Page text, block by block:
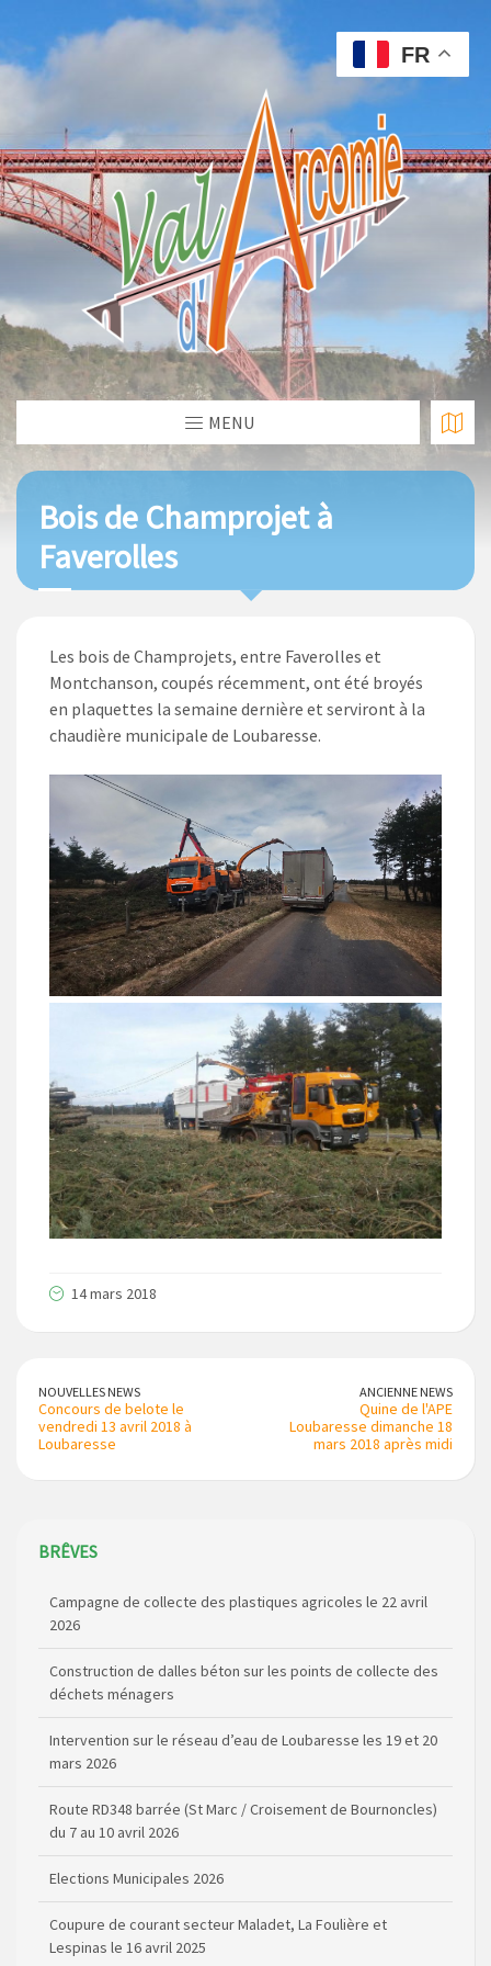
MENU
Bois de Champrojet à
Faverolles
Les bois de Champrojets, entre Faverolles et
Montchanson, coupés récemment, ont été broyés
en plaquettes la semaine dernière et serviront à la
chaudière municipale de Loubaresse.
14 mars 2018
NOUVELLES NEWS
Concours de belote le
vendredi 13 avril 2018 à
Loubaresse
ANCIENNE NEWS
Quine de l'APE
Loubaresse dimanche 18
mars 2018 après midi
BRÊVES
Campagne de collecte des plastiques agricoles le 22 avril
2026
Construction de dalles béton sur les points de collecte des
déchets ménagers
Intervention sur le réseau d’eau de Loubaresse les 19 et 20
mars 2026
Route RD348 barrée (St Marc / Croisement de Bournoncles)
du 7 au 10 avril 2026
Elections Municipales 2026
Coupure de courant secteur Maladet, La Foulière et
Lespinas le 16 avril 2025
FR